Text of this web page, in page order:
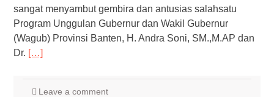
sangat menyambut gembira dan antusias salahsatu
Program Unggulan Gubernur dan Wakil Gubernur
(Wagub) Provinsi Banten, H. Andra Soni, SM.,M.AP dan
Dr. […]
Leave a comment